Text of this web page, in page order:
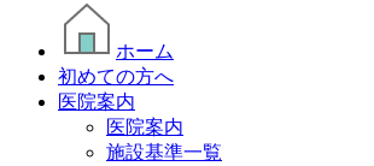
ホーム
初めての方へ
医院案内
医院案内
施設基準一覧